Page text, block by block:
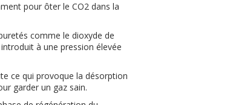
pour ôter le CO2 dans la
comme le dioxyde de
à une pression élevée
ce qui provoque la désorption
garder un gaz sain.